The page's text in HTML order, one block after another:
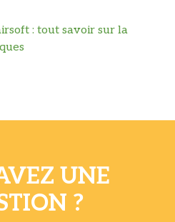
: tout savoir sur la
UNE
?